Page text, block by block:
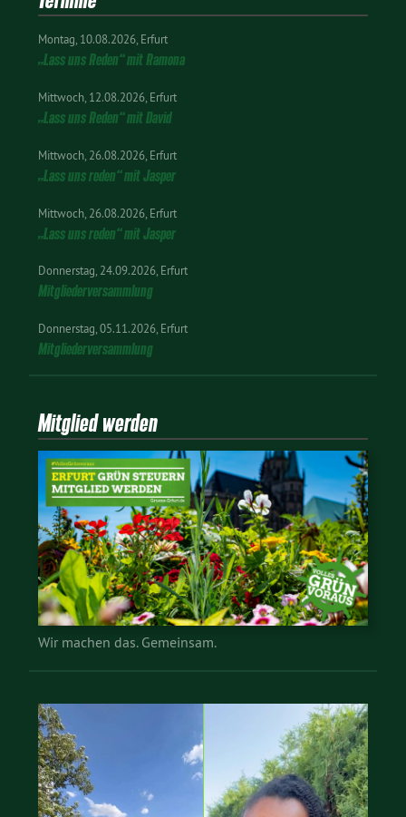
Montag 10.08.2026 Erfurt
„Lass uns Reden“ mit Ramona
Mittwoch 12.08.2026 Erfurt
„Lass uns Reden“ mit David
Mittwoch 26.08.2026 Erfurt
„Lass uns reden“ mit Jasper
Mittwoch 26.08.2026 Erfurt
„Lass uns reden“ mit Jasper
Donnerstag 24.09.2026 Erfurt
Mitgliederversammlung
Donnerstag 05.11.2026 Erfurt
Mitgliederversammlung
Mitglied werden
Wir machen das. Gemeinsam.